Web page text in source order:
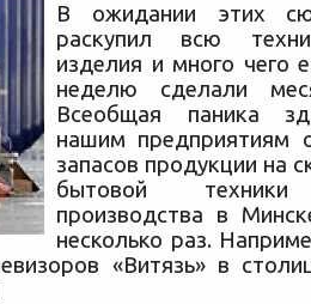
В ожидании этих
раскупил всю
изделия и много чего
неделю сделали
Всеобщая паника
нашим предприятиям
запасов продукции на
бытовой техники
производства в
несколько раз.
«Витязь» в